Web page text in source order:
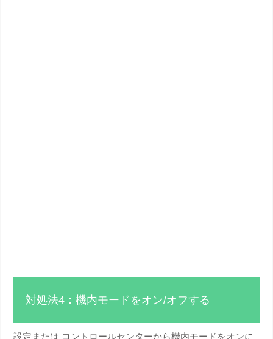
対処法4：機内モードをオン/オフする
設定または コントロールセンターから機内モードをオンに